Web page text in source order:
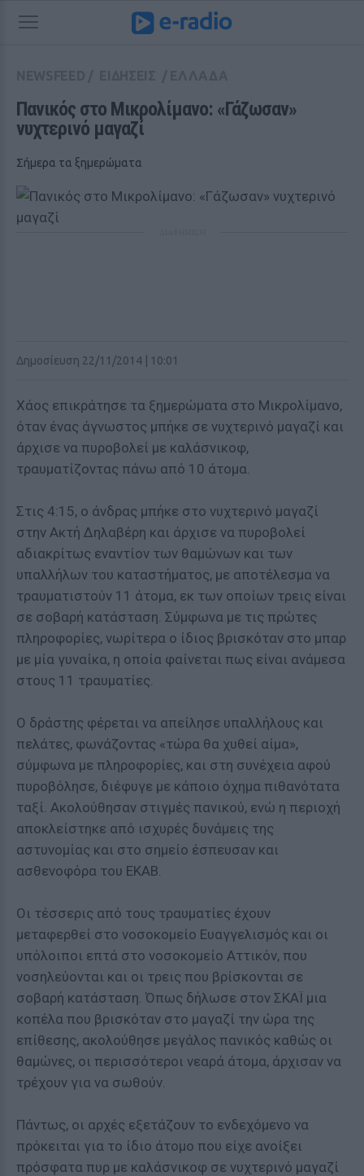
Πανικός στο Μικρολίμανο: «Γάζωσαν»
νυχτερινό μαγαζί
Σήμερα τα ξημερώματα
Δημοσίευση 22/11/2014 | 10:01
Χάος επικράτησε τα ξημερώματα στο Μικρολίμανο,
όταν ένας άγνωστος μπήκε σε νυχτερινό μαγαζί και
άρχισε να πυροβολεί με καλάσνικοφ,
τραυματίζοντας πάνω από 10 άτομα.
Στις 4:15, ο άνδρας μπήκε στο νυχτερινό μαγαζί
στην Ακτή Δηλαβέρη και άρχισε να πυροβολεί
αδιακρίτως εναντίον των θαμώνων και των
υπαλλήλων του καταστήματος, με αποτέλεσμα να
τραυματιστούν 11 άτομα, εκ των οποίων τρεις είναι
σε σοβαρή κατάσταση. Σύμφωνα με τις πρώτες
πληροφορίες, νωρίτερα ο ίδιος βρισκόταν στο μπαρ
με μία γυναίκα, η οποία φαίνεται πως είναι ανάμεσα
στους 11 τραυματίες.
Ο δράστης φέρεται να απείλησε υπαλλήλους και
πελάτες, φωνάζοντας «τώρα θα χυθεί αίμα»,
σύμφωνα με πληροφορίες, και στη συνέχεια αφού
πυροβόλησε, διέφυγε με κάποιο όχημα πιθανότατα
ταξί. Ακολούθησαν στιγμές πανικού, ενώ η περιοχή
αποκλείστηκε από ισχυρές δυνάμεις της
αστυνομίας και στο σημείο έσπευσαν και
ασθενοφόρα του ΕΚΑΒ.
Oι τέσσερις από τους τραυματίες έχουν
μεταφερθεί στο νοσοκομείο Ευαγγελισμός και οι
υπόλοιποι επτά στο νοσοκομείο Αττικόν, που
νοσηλεύονται και οι τρεις που βρίσκονται σε
σοβαρή κατάσταση. Όπως δήλωσε στον ΣΚΑΪ μια
κοπέλα που βρισκόταν στο μαγαζί την ώρα της
επίθεσης, ακολούθησε μεγάλος πανικός καθώς οι
θαμώνες, οι περισσότεροι νεαρά άτομα, άρχισαν να
τρέχουν για να σωθούν.
Πάντως, οι αρχές εξετάζουν το ενδεχόμενο να
πρόκειται για το ίδιο άτομο που είχε ανοίξει
πρόσφατα πυρ με καλάσνικοφ σε νυχτερινό μαγαζί